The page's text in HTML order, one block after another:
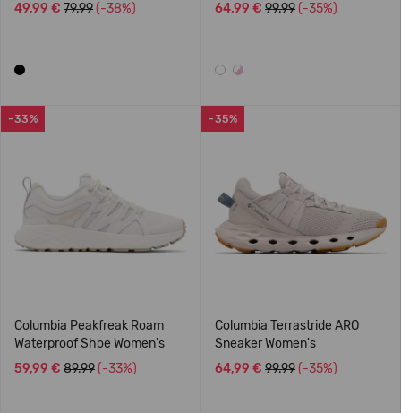
49,99 € 79.99 (-38%)
64,99 € 99.99 (-35%)
-33%
Columbia Peakfreak Roam
Waterproof Shoe Women's
59,99 € 89.99 (-33%)
-35%
Columbia Terrastride ARO
Sneaker Women's
64,99 € 99.99 (-35%)